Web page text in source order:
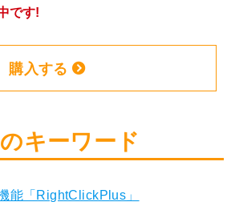
です!
購入する
キーワード
能「RightClickPlus」